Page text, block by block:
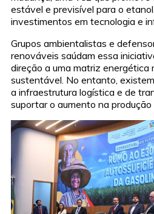
estável e previsível para o
investimentos em tecnologia e
Grupos ambientalistas e
renováveis saúdam essa
direção a uma matriz energética
sustentável. No entanto,
a infraestrutura logística e de
suportar o aumento na